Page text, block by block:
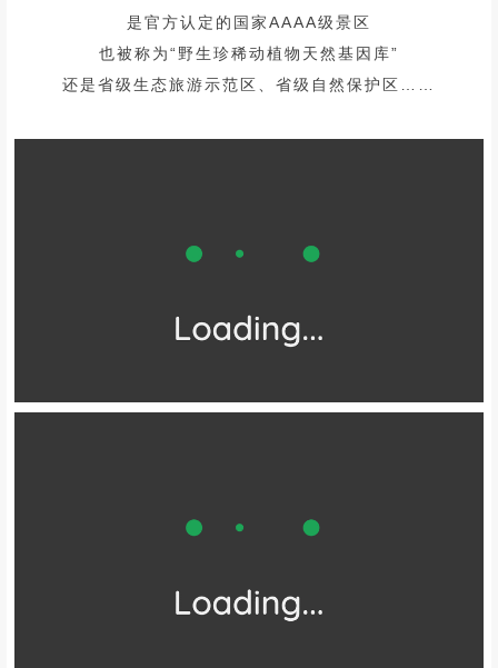
是官方认定的国家AAAA级景区
也被称为“野生珍稀动植物天然基因库”
还是省级生态旅游示范区、省级自然保护区……